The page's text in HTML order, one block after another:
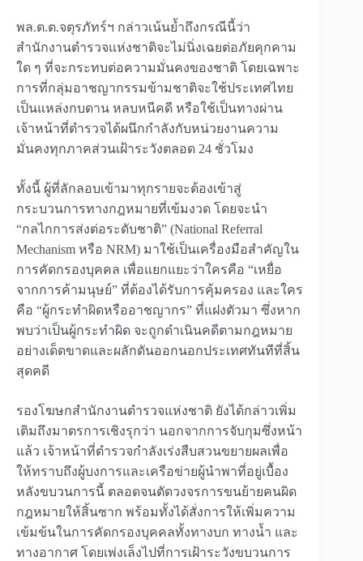
พล.ต.ต.จตุรภัทร์ฯ กล่าวเน้นย้ำถึงกรณีนี้ว่า
สำนักงานตำรวจแห่งชาติจะไม่นิ่งเฉยต่อภัยคุกคาม
ใด ๆ ที่จะกระทบต่อความมั่นคงของชาติ โดยเฉพาะ
การที่กลุ่มอาชญากรรมข้ามชาติจะใช้ประเทศไทย
เป็นแหล่งกบดาน หลบหนีคดี หรือใช้เป็นทางผ่าน
เจ้าหน้าที่ตำรวจได้ผนึกกำลังกับหน่วยงานความ
มั่นคงทุกภาคส่วนเฝ้าระวังตลอด 24 ชั่วโมง
ทั้งนี้ ผู้ที่ลักลอบเข้ามาทุกรายจะต้องเข้าสู่
กระบวนการทางกฎหมายที่เข้มงวด โดยจะนำ
“กลไกการส่งต่อระดับชาติ” (National Referral
Mechanism หรือ NRM) มาใช้เป็นเครื่องมือสำคัญใน
การคัดกรองบุคคล เพื่อแยกแยะว่าใครคือ “เหยื่อ
จากการค้ามนุษย์” ที่ต้องได้รับการคุ้มครอง และใคร
คือ “ผู้กระทำผิดหรืออาชญากร” ที่แฝงตัวมา ซึ่งหาก
พบว่าเป็นผู้กระทำผิด จะถูกดำเนินคดีตามกฎหมาย
อย่างเด็ดขาดและผลักดันออกนอกประเทศทันทีที่สิ้น
สุดคดี
รองโฆษกสำนักงานตำรวจแห่งชาติ ยังได้กล่าวเพิ่ม
เติมถึงมาตรการเชิงรุกว่า นอกจากการจับกุมซึ่งหน้า
แล้ว เจ้าหน้าที่ตำรวจกำลังเร่งสืบสวนขยายผลเพื่อ
ให้ทราบถึงผู้บงการและเครือข่ายผู้นำพาที่อยู่เบื้อง
หลังขบวนการนี้ ตลอดจนตัดวงจรการขนย้ายคนผิด
กฎหมายให้สิ้นซาก พร้อมทั้งได้สั่งการให้เพิ่มความ
เข้มข้นในการคัดกรองบุคคลทั้งทางบก ทางน้ำ และ
ทางอากาศ โดยเพ่งเล็งไปที่การเฝ้าระวังขบวนการ